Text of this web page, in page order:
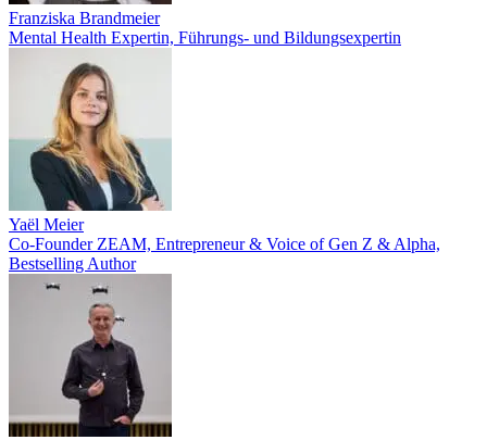
Franziska Brandmeier
Mental Health Expertin, Führungs- und Bildungsexpertin
Yaël Meier
Co-Founder ZEAM, Entrepreneur & Voice of Gen Z & Alpha,
Bestselling Author